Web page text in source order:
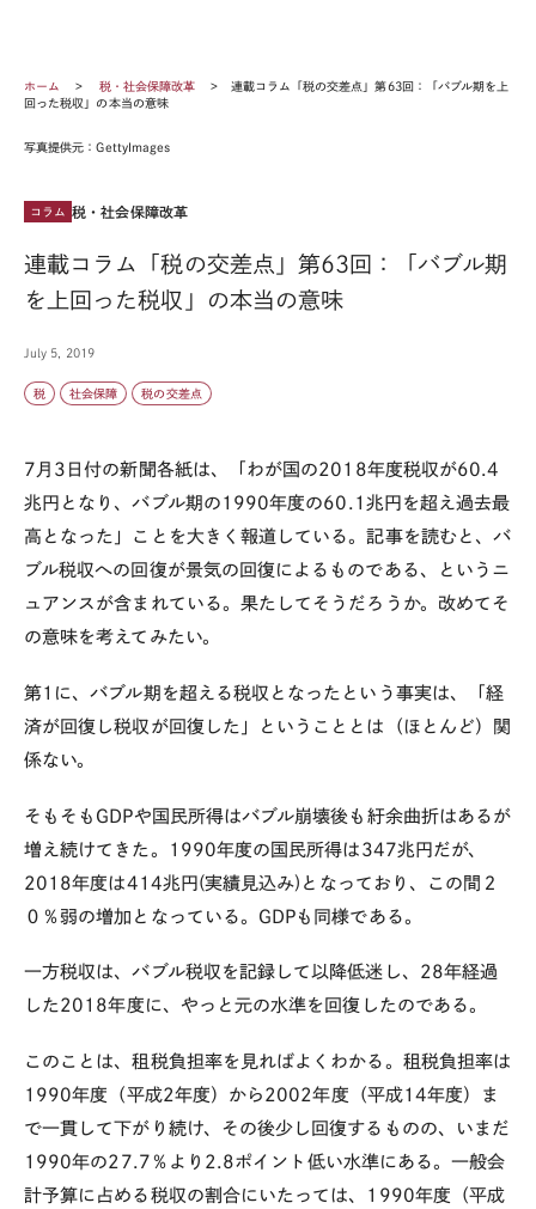
ホーム 税・社会保障改革
連載コラム「税の交差点」第63回：「バブル期を上
回った税収」の本当の意味
写真提供元：GettyImages
コラム 税・社会保障改革
連載コラム「税の交差点」第63回：「バブル期
を上回った税収」の本当の意味
July 5, 2019
税 社会保障 税の交差点
7 月 3 日付の新聞各紙は、「わが国の2018年度税収が60.4
兆円となり、バブル期の 1990年度の60.1 兆円を超え過去最
高となった」ことを大きく報道している。記事を読むと、バ
ブル税収への回復が景気の回復によるものである、というニ
ュアンスが含まれている。果たしてそうだろうか。改めてそ
の意味を考えてみたい。
第1 に、バブル期を超える税収となったという事実は、「経
済が回復し税収が回復した」ということとは（ほとんど）関
係ない。
そもそも GDPや国民所得はバブル崩壊後も紆余曲折はあるが
増え続けてきた。
1990年度の国民所得は 347兆円だが、
2018年度は414兆円(実績見込み) となっており、この間２
０％弱の増加となっている。 GDP も同様である。
一方税収は、バブル税収を記録して以降低迷し、 28年経過
した 2018年度に、やっと元の水準を回復したのである。
このことは、租税負担率を見ればよくわかる。租税負担率は
1990年度（平成2年度）から 2002年度（平成14年度）ま
で一貫して下がり続け、その後少し回復するものの、いまだ
1990年の27.7 ％より 2.8ポイント低い水準にある。一般会
計予算に占める税収の割合にいたっては、
1990年度（平成